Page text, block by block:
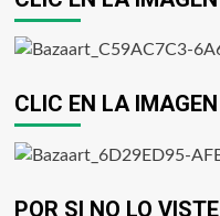
CLIC EN LA IMAGEN
POR SI NO LO VISTE